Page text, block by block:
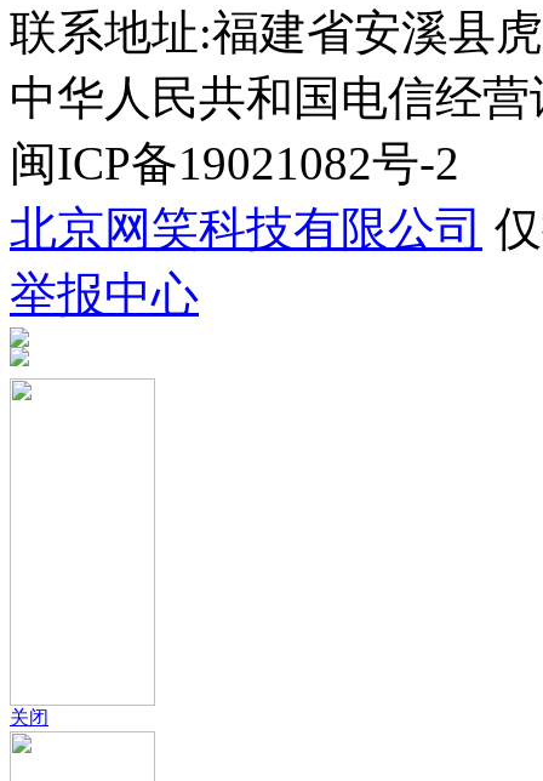
联系地址:福建省安溪县
中华人民共和国电信经营
闽ICP备19021082号-2
北京网笑科技有限公司
举报中心
关闭